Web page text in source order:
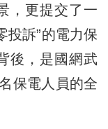
，更提交了一
投訴”的電力保
後，是國網武
保電人員的全